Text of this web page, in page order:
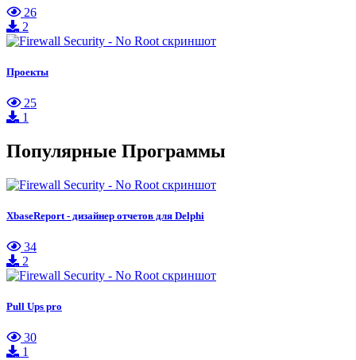
26
2
Проекты
25
1
Популярные Программы
XbaseReport - дизайнер отчетов для Delphi
34
2
Pull Ups pro
30
1